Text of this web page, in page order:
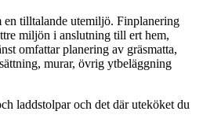
tilltalande utemiljö. Finplanering
miljön i anslutning till ert hem,
omfattar planering av gräsmatta,
murar, övrig ytbeläggning
laddstolpar och det där uteköket du